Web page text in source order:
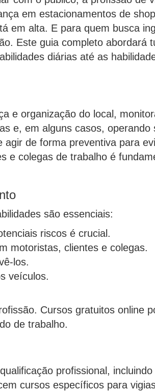
em estacionamentos de
em alta. E para quem busca
Este guia completo abordará
diárias até as
e organização do local,
e, em alguns casos, operando
de forma preventiva para
e colegas de trabalho é
são essenciais:
riscos é crucial.
motoristas, clientes e colegas.
los.
veículos.
Cursos gratuitos online
de trabalho.
profissional,
cursos específicos para